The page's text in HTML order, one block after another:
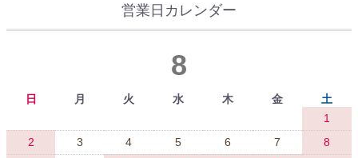
営業日カレンダー
8
日 月 火 水 木 金
土
1
2
3 4 5 6 7
8